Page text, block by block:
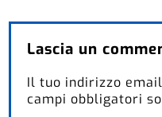
Lascia un
Il tuo indirizzo
campi obbligatori